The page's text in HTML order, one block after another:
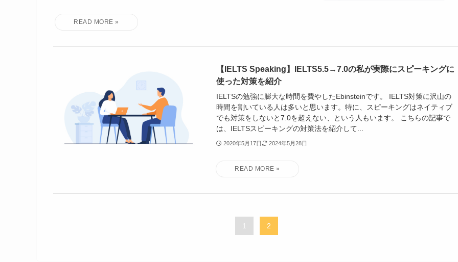
【IELTS Speaking】IELTS5.5→7.0の私が実際にスピーキングに
使った対策を紹介
IELTSの勉強に膨大な時間を費やしたEbinsteinです。 IELTS対策に沢山の
時間を割いている人は多いと思います。特に、スピーキングはネイティブ
でも対策をしないと7.0を超えない、という人もいます。 こちらの記事で
は、IELTSスピーキングの対策法を紹介して...
2020年5月17日 2024年5月28日
1 2